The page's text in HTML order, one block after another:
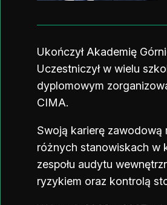
Ukończył Akademię
Uczestniczył w wielu
dyplomowym
CIMA.
Swoją karierę zawodową
różnych stanowiskach w
zespołu audytu
ryzykiem oraz kontrolą